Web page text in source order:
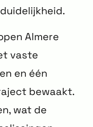
Almere
vaste
en één
bewaakt.
wat de